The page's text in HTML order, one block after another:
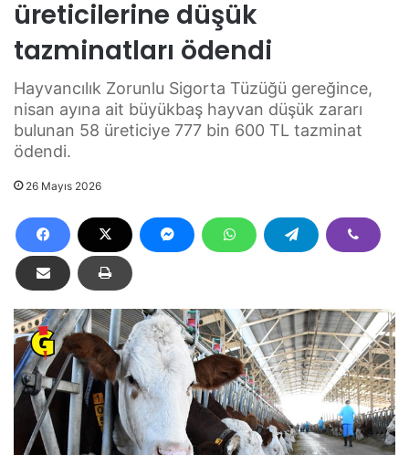
üreticilerine düşük
tazminatları ödendi
Hayvancılık Zorunlu Sigorta Tüzüğü gereğince,
nisan ayına ait büyükbaş hayvan düşük zararı
bulunan 58 üreticiye 777 bin 600 TL tazminat
ödendi.
26 Mayıs 2026